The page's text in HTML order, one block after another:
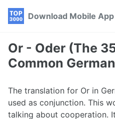
Skip
navigation
Skip
Skip
Download Mobile App
Or - Oder (The
Common
The translation for Or in
used as conjunction. This
talking about cooperation.